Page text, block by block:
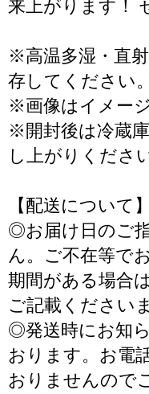
来上がります！
※高温多湿・直
存してください。
※画像はイメージ
※開封後は冷蔵
し上がりくださ
【配送について】
◎お届け日のご
ん。ご不在等で
期間がある場合
ご記載ください
◎発送時にお知
おります。お電
おりませんので